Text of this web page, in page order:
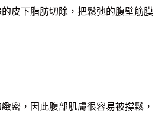
皮下脂肪切除，把鬆弛的腹壁筋膜
密，因此腹部肌膚很容易被撐鬆，